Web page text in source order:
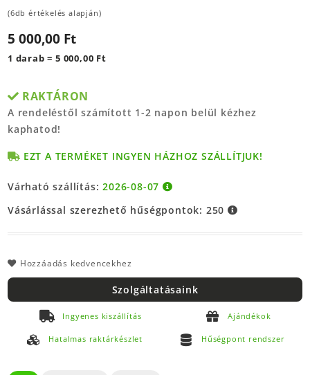
(6db értékelés alapján)
5 000,00 Ft
1 darab = 5 000,00 Ft
RAKTÁRON
A rendeléstől számított 1-2 napon belül kézhez
kaphatod!
EZT A TERMÉKET INGYEN HÁZHOZ SZÁLLÍTJUK!
Várható szállítás:2026-08-07
Vásárlással szerezhető hűségpontok: 250
Hozzáadás kedvencekhez
Szolgáltatásaink
Ingyenes kiszállítás Ajándékok
Hatalmas raktárkészlet Hűségpont rendszer